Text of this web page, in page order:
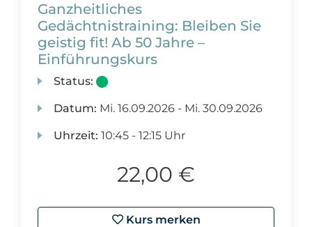
Ganzheitliches
Gedächtnistraining: Bleiben Sie
geistig fit! Ab 50 Jahre –
Einführungskurs
Status:
Datum: Mi. 16.09.2026 - Mi. 30.09.2026
Uhrzeit: 10:45 - 12:15 Uhr
22,00 €
Kurs merken